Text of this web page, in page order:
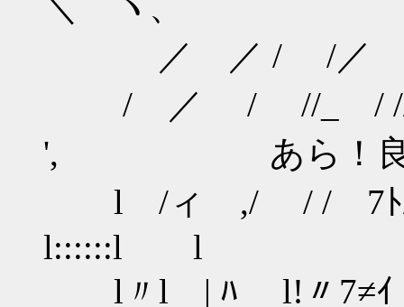
／ ／ / /／
/ ／ / //_ /
', あら！良いじ
l /ィ ,/ / /
l::::::l l
l〃l | ﾊ l!〃